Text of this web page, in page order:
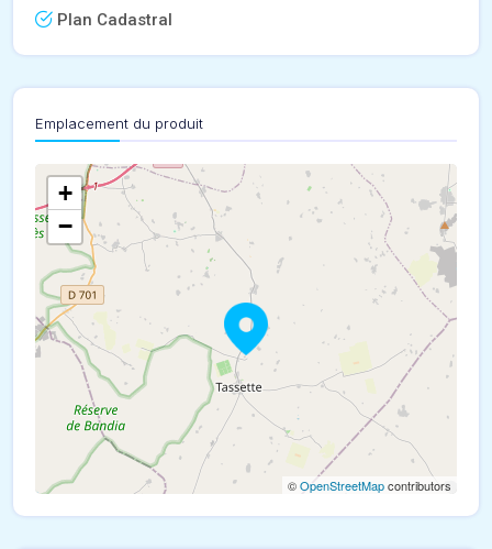
Plan Cadastral
Emplacement du produit
+
−
©OpenStreetMapcontributors